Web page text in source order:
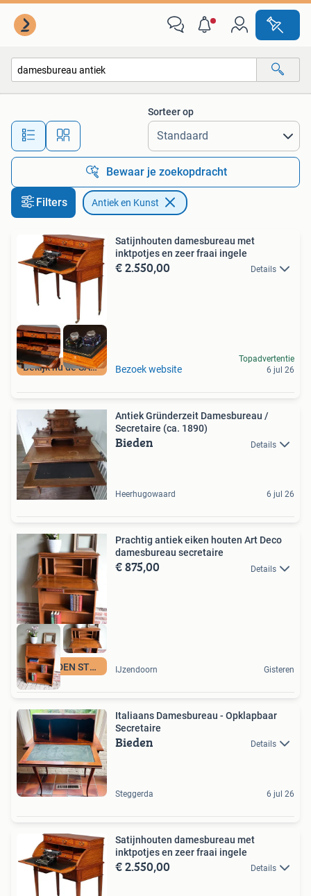
Alle afstanden…
Sorteer op
Bewaar je zoekopdracht
Filters Antiek en Kunst
Bekijk nu de SALE
Satijnhouten damesbureau met
inktpotjes en zeer fraai ingele
€ 2.550,00 Details
Bezoek website
Topadvertentie
6 jul 26
Antiek Gründerzeit Damesbureau /
Secretaire (ca. 1890)
Bieden Details
Heerhugowaard 6 jul 26
DEN OUDEN STEEGH
Prachtig antiek eiken houten Art Deco
damesbureau secretaire
€ 875,00 Details
IJzendoorn Gisteren
Italiaans Damesbureau - Opklapbaar
Secretaire
Bieden Details
Steggerda 6 jul 26
Satijnhouten damesbureau met
inktpotjes en zeer fraai ingele
€ 2.550,00 Details